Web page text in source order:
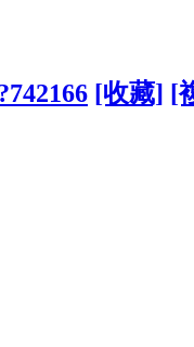
[收藏] [